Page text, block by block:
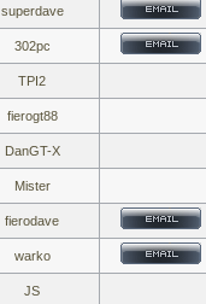
superdave
302pc
TPI2
fierogt88
DanGT-X
Mister
fierodave
warko
JS